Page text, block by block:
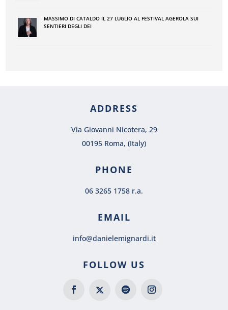
MASSIMO DI CATALDO IL 27 LUGLIO AL FESTIVAL AGEROLA SUI
SENTIERI DEGLI DEI
ADDRESS
Via Giovanni Nicotera, 29
00195 Roma, (Italy)
PHONE
06 3265 1758 r.a.
EMAIL
info@danielemignardi.it
FOLLOW US